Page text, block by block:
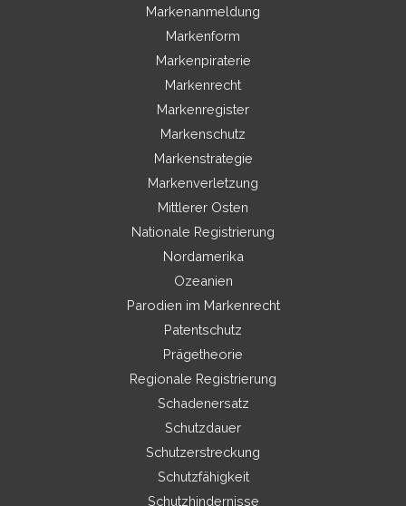
Markenanmeldung
Markenform
Markenpiraterie
Markenrecht
Markenregister
Markenschutz
Markenstrategie
Markenverletzung
Mittlerer Osten
Nationale Registrierung
Nordamerika
Ozeanien
Parodien im Markenrecht
Patentschutz
Prägetheorie
Regionale Registrierung
Schadenersatz
Schutzdauer
Schutzerstreckung
Schutzfähigkeit
Schutzhindernisse